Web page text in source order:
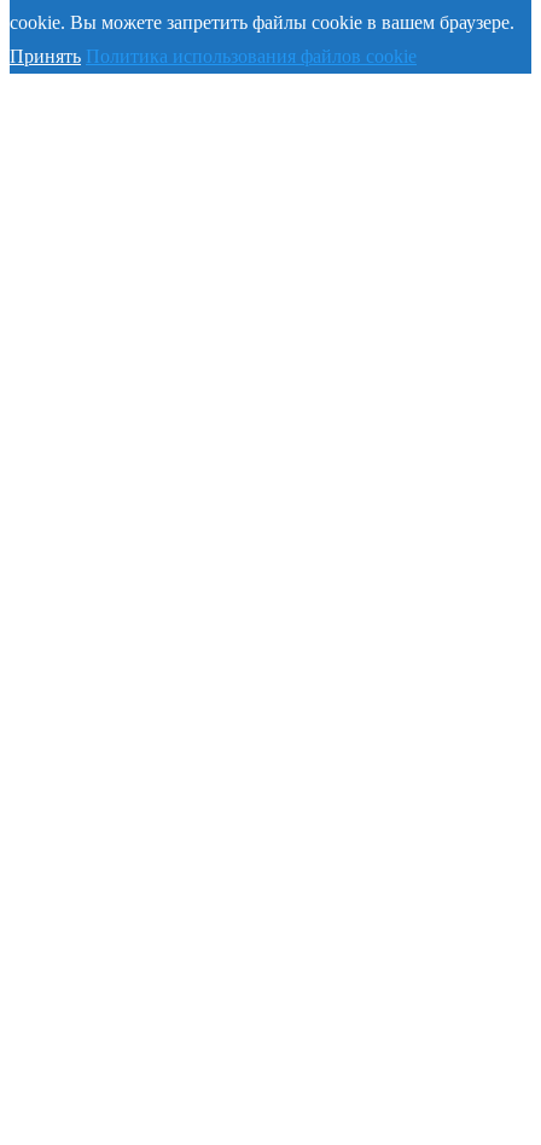
cookie. Вы можете запретить файлы cookie в вашем браузере.
Принять Политика использования файлов cookie